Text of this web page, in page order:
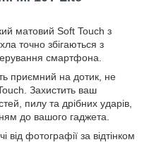
матовий Soft Touch з
точно збігаються з
смартфона.
приємний на дотик, не
Захистить ваш
пилу та дрібних ударів,
до вашого гаджета.
від фотографії за відтінком